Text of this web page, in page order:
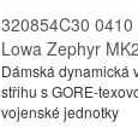
320854C30 0410
Lowa Zephyr
Dámská dynamická
střihu s GORE-
vojenské jednotky